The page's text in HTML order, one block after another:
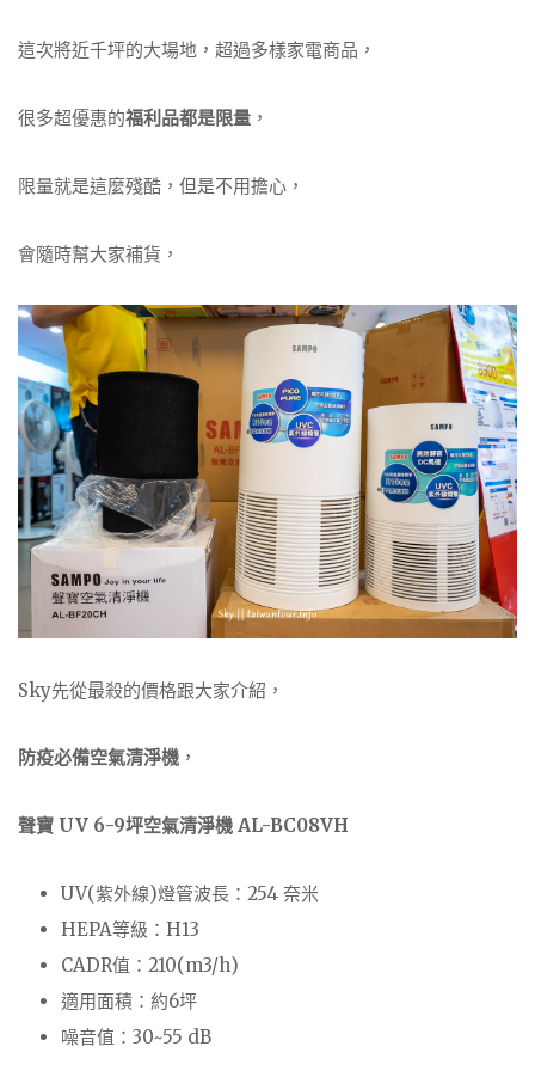
這次將近千坪的大場地，超過多樣家電商品，
很多超優惠的福利品都是限量 ，
限量就是這麼殘酷，但是不用擔心，
會隨時幫大家補貨，
Sky先從最殺的價格跟大家介紹，
防疫必備空氣清淨機 ，
聲寶 UV 6-9坪空氣清淨機 AL-BC08VH
UV(紫外線)燈管波長：254 奈米
HEPA等級：H13
CADR值：210(m3/h)
適用面積：約6坪
噪音值：30~55 dB